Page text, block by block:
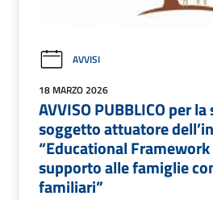
AVVISI
18 MARZO 2026
AVVISO PUBBLICO per
soggetto attuatore
“Educational
supporto alle famiglie
familiari”